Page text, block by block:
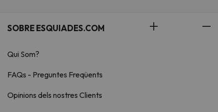
SOBRE ESQUIADES.COM
Qui Som?
FAQs - Preguntes Freqüents
Opinions dels nostres Clients